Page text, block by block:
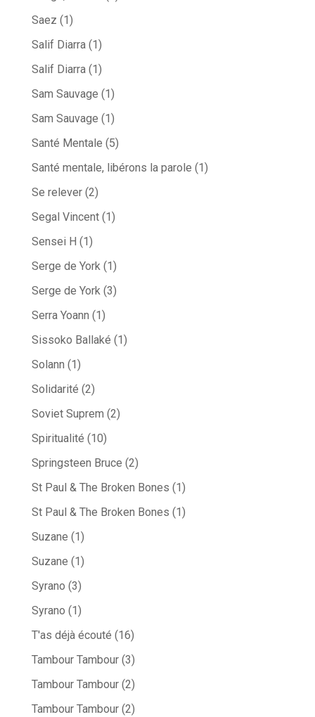
Saez (1)
Salif Diarra(1)
Salif Diarra(1)
Sam Sauvage (1)
Sam Sauvage (1)
Santé Mentale (5)
Santé mentale, libérons la parole (1)
Se relever(2)
Segal Vincent(1)
Sensei H (1)
Serge de York(1)
Serge de York(3)
Serra Yoann (1)
Sissoko Ballaké (1)
Solann (1)
Solidarité (2)
Soviet Suprem (2)
Spiritualité (10)
Springsteen Bruce (2)
St Paul & The Broken Bones (1)
St Paul & The Broken Bones (1)
Suzane (1)
Suzane (1)
Syrano (3)
Syrano (1)
T'as déjà écouté (16)
Tambour Tambour(3)
Tambour Tambour(2)
Tambour Tambour(2)